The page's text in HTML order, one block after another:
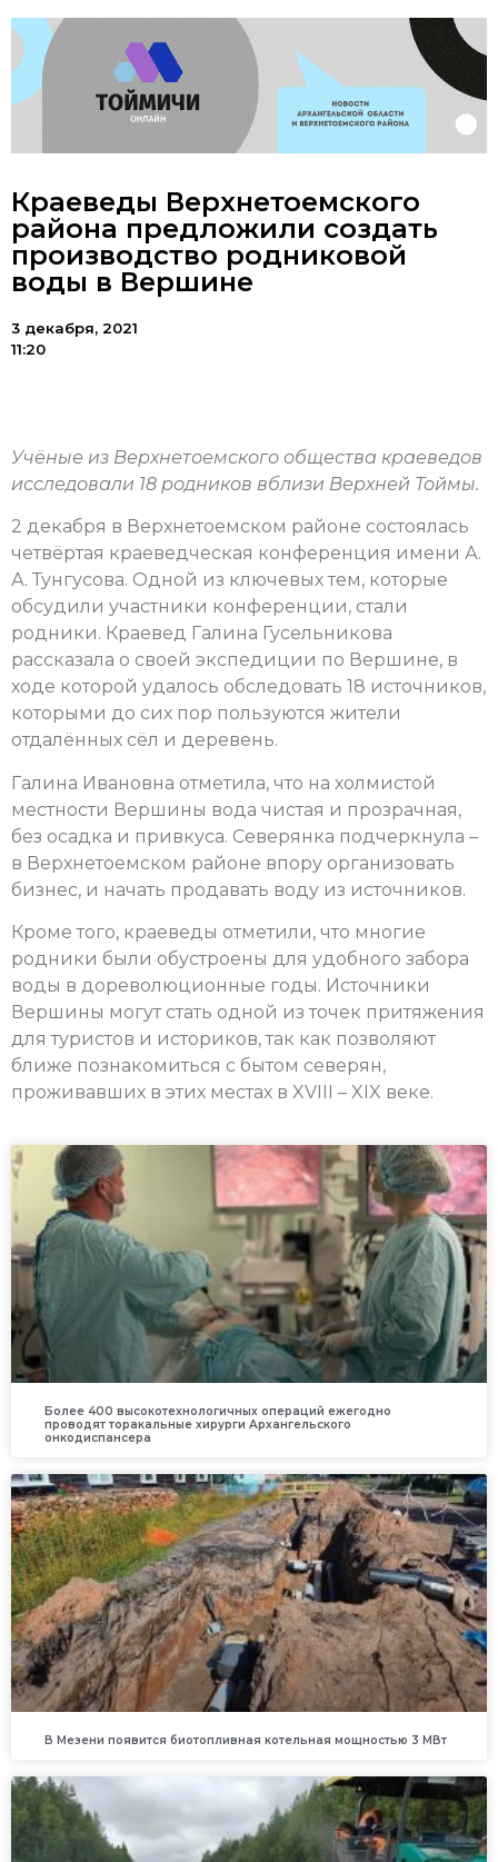
Краеведы Верхнетоемского
района предложили создать
производство родниковой
воды в Вершине
3 декабря, 2021
11:20
Учёные из Верхнетоемского общества краеведов
исследовали 18 родников вблизи Верхней Тоймы.
2 декабря в Верхнетоемском районе состоялась
четвёртая краеведческая конференция имени А.
А. Тунгусова. Одной из ключевых тем, которые
обсудили участники конференции, стали
родники. Краевед Галина Гусельникова
рассказала о своей экспедиции по Вершине, в
ходе которой удалось обследовать 18 источников,
которыми до сих пор пользуются жители
отдалённых сёл и деревень.
Галина Ивановна отметила, что на холмистой
местности Вершины вода чистая и прозрачная,
без осадка и привкуса. Северянка подчеркнула –
в Верхнетоемском районе впору организовать
бизнес, и начать продавать воду из источников.
Кроме того, краеведы отметили, что многие
родники были обустроены для удобного забора
воды в дореволюционные годы. Источники
Вершины могут стать одной из точек притяжения
для туристов и историков, так как позволяют
ближе познакомиться с бытом северян,
проживавших в этих местах в XVIII – XIX веке.
Более 400 высокотехнологичных операций ежегодно
проводят торакальные хирурги Архангельского
онкодиспансера
В Мезени появится биотопливная котельная мощностью 3 МВт